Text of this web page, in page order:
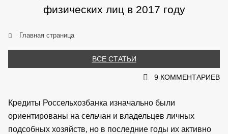
физических лиц в 2017 году
Главная страница
ВСЕ СТАТЬИ
9 КОММЕНТАРИЕВ
Кредиты Россельхозбанка изначально были
ориентированы на сельчан и владельцев личных
подсобных хозяйств, но в последние годы их активно